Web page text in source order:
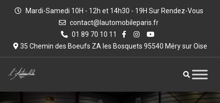
Mardi-Samedi 10H - 12h et 14h30 - 19H Sur Rendez-Vous
contact@lautomobileparis.fr
01 89 70 10 11
35 Chemin des Boeufs ZA les Bosquets 95540 Méry sur Oise